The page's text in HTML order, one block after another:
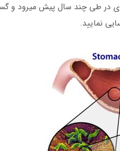
کندی در طی چند سال پیش میرود و
نمایید.